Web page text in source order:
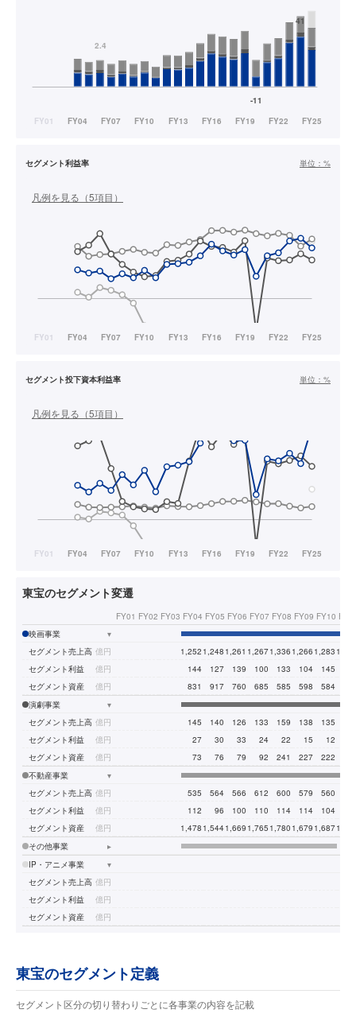
セグメント利益率 単位： %
凡例を見る（5項目）
セグメント投下資本利益率 単位： %
凡例を見る（5項目）
東宝のセグメント変遷
FY01 FY02 FY03 FY04 FY05 FY06 FY07 FY08 FY09 FY10
映画事業
▾
セグメント売上高 億円 1,252 1,248 1,261 1,2671,336 1,266 1,283
セグメント利益
億円 144 127 139 100 133 104 145
セグメント資産
億円 831 917 760 685 585 598 584
演劇事業
▾
セグメント売上高 億円 145 140 126 133 159 138 135
セグメント利益
億円 27 30 33 24 22 15 12
セグメント資産
億円 73 76 79 92 241 227 222
不動産事業
▾
セグメント売上高 億円 535 564 566 612 600 579 560
セグメント利益
億円 112 96 100 110 114 114 104
セグメント資産
億円 1,478 1,5441,669 1,765 1,780 1,679 1,687
その他事業
▸
IP・アニメ事業
▾
セグメント売上高 億円
セグメント利益
億円
セグメント資産
億円
東宝のセグメント定義
セグメント区分の切り替わりごとに各事業の内容を記載